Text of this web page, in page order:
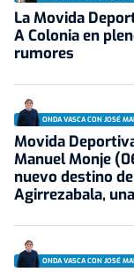
La Movida
A Colonia en
rumores
ONDA VASCA CON JOSÉ
Movida
Manuel Monje
nuevo destino
Agirrezabala,
ONDA VASCA CON JOSÉ